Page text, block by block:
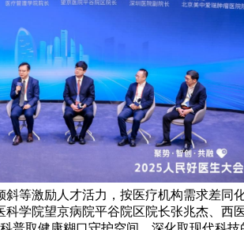
等激励人才活力，按医疗机构需求差同
学院望京病院平谷院区院长张兆杰、西